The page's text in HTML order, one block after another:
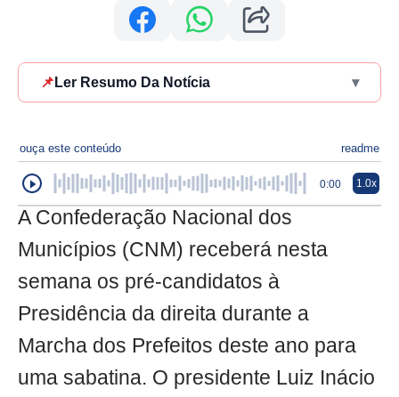
📌 Ler Resumo Da Notícia ▾
ouça este conteúdo readme
0:00 1.0x
A Confederação Nacional dos
Municípios (CNM) receberá nesta
semana os pré-candidatos à
Presidência da direita durante a
Marcha dos Prefeitos deste ano para
uma sabatina. O presidente Luiz Inácio